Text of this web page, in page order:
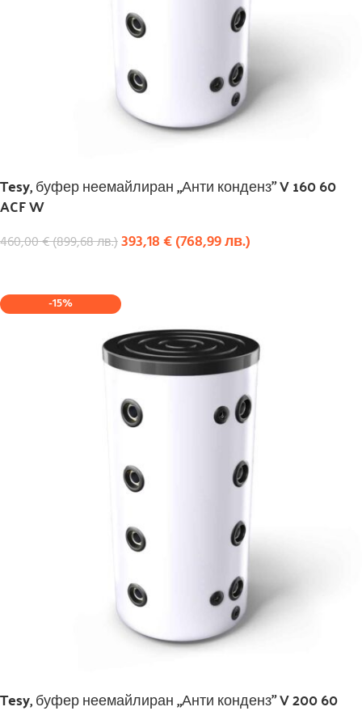
Tesy, буфер неемайлиран „Анти конденз” V 160 60
ACF W
460,00€(899,68лв.)393,18€(768,99лв.)
-15%
Tesy, буфер неемайлиран „Анти конденз” V 200 60